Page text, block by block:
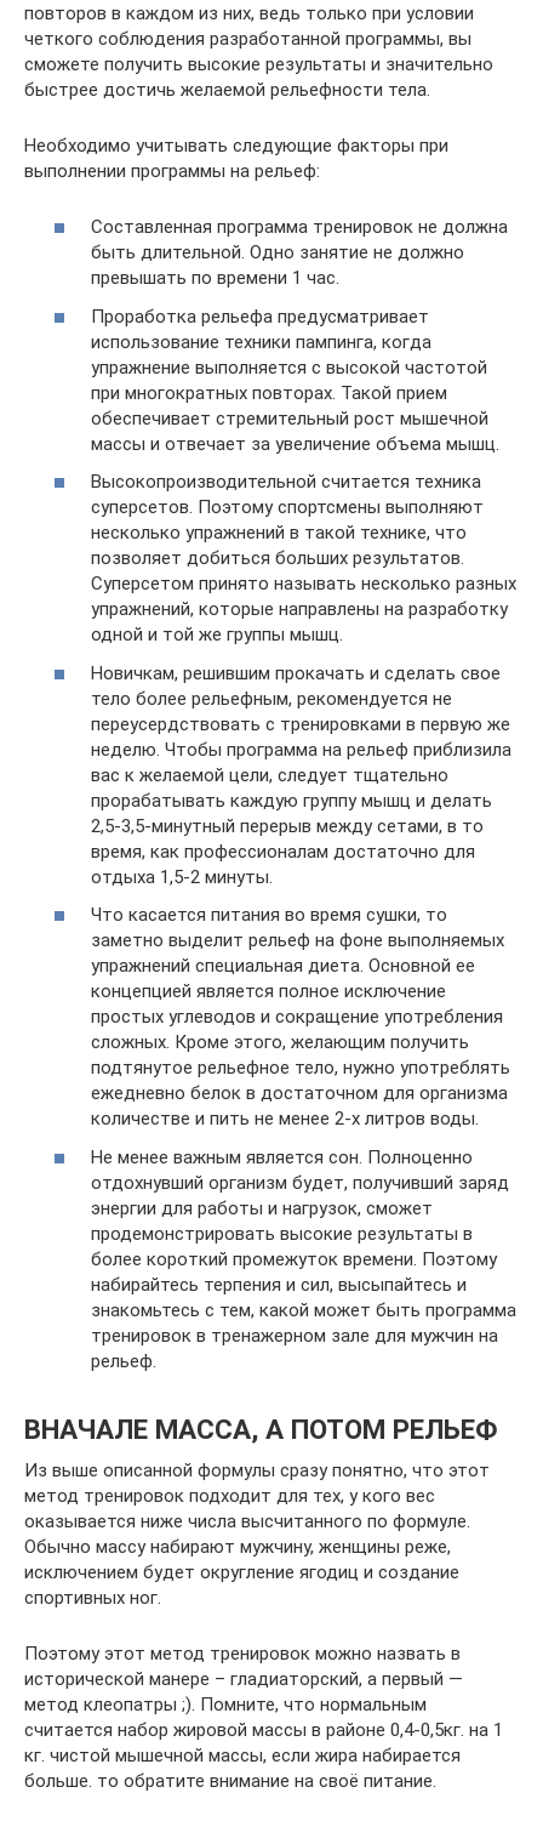
повторов в каждом из них, ведь только при условии
четкого соблюдения разработанной программы, вы
сможете получить высокие результаты и значительно
быстрее достичь желаемой рельефности тела.
Необходимо учитывать следующие факторы при
выполнении программы на рельеф:
Составленная программа тренировок не должна
быть длительной. Одно занятие не должно
превышать по времени 1 час.
Проработка рельефа предусматривает
использование техники пампинга, когда
упражнение выполняется с высокой частотой
при многократных повторах. Такой прием
обеспечивает стремительный рост мышечной
массы и отвечает за увеличение объема мышц.
Высокопроизводительной считается техника
суперсетов. Поэтому спортсмены выполняют
несколько упражнений в такой технике, что
позволяет добиться больших результатов.
Суперсетом принято называть несколько разных
упражнений, которые направлены на разработку
одной и той же группы мышц.
Новичкам, решившим прокачать и сделать свое
тело более рельефным, рекомендуется не
переусердствовать с тренировками в первую же
неделю. Чтобы программа на рельеф приблизила
вас к желаемой цели, следует тщательно
прорабатывать каждую группу мышц и делать
2,5-3,5-минутный перерыв между сетами, в то
время, как профессионалам достаточно для
отдыха 1,5-2 минуты.
Что касается питания во время сушки, то
заметно выделит рельеф на фоне выполняемых
упражнений специальная диета. Основной ее
концепцией является полное исключение
простых углеводов и сокращение употребления
сложных. Кроме этого, желающим получить
подтянутое рельефное тело, нужно употреблять
ежедневно белок в достаточном для организма
количестве и пить не менее 2-х литров воды.
Не менее важным является сон. Полноценно
отдохнувший организм будет, получивший заряд
энергии для работы и нагрузок, сможет
продемонстрировать высокие результаты в
более короткий промежуток времени. Поэтому
набирайтесь терпения и сил, высыпайтесь и
знакомьтесь с тем, какой может быть программа
тренировок в тренажерном зале для мужчин на
рельеф.
ВНАЧАЛЕ МАССА, А ПОТОМ РЕЛЬЕФ
Из выше описанной формулы сразу понятно, что этот
метод тренировок подходит для тех, у кого вес
оказывается ниже числа высчитанного по формуле.
Обычно массу набирают мужчину, женщины реже,
исключением будет округление ягодиц и создание
спортивных ног.
Поэтому этот метод тренировок можно назвать в
исторической манере – гладиаторский, а первый —
метод клеопатры ;). Помните, что нормальным
считается набор жировой массы в районе 0,4-0,5кг. на 1
кг. чистой мышечной массы, если жира набирается
больше. то обратите внимание на своё питание.